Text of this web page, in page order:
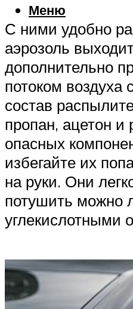
Меню
С ними удобно
аэрозоль
дополнительно
потоком воздуха
состав
пропан, ацетон и
опасных
избегайте их
на руки. Они
потушить можно
углекислотными